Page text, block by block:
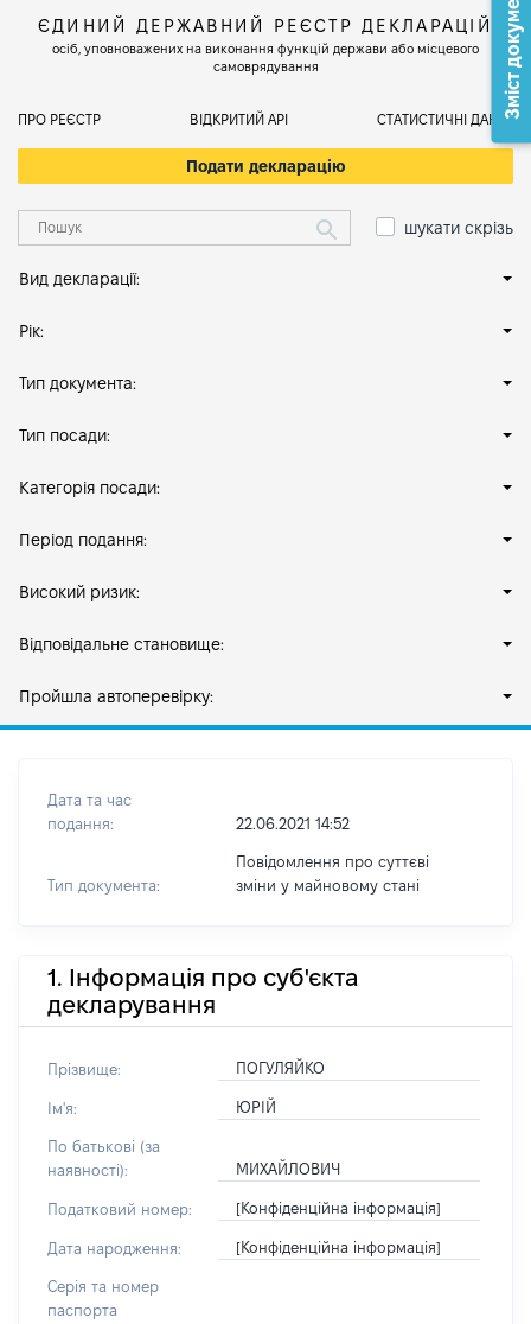
ЄДИНИЙ ДЕРЖАВНИЙ РЕЄСТР ДЕКЛАРАЦІЙ
осіб, уповноважених на виконання функцій держави або місцевого
самоврядування
ПРО РЕЄСТР ВІДКРИТИЙ АРІ СТАТИСТИЧНІ ДАНІ
Подати декларацію
шукати скрізь
Вид декларації:
Рік:
Тип документа:
Тип посади:
Категорія посади:
Період подання:
Високий ризик:
Відповідальне становище:
Пройшла автоперевірку:
Дата та час
подання:
22.06.2021 14:52
Тип документа:
Повідомлення про суттєві
зміни y майновому стані
1. Інформація про суб'єкта
декларування
Прізвище: ПОГУЛЯЙКО
Ім'я: ЮРІЙ
По батькові (за
наявності):
МИХАЙЛОВИЧ
Податковий номер: [Конфіденційна інформація]
Дата народження: [Конфіденційна інформація]
Серія та номер
паспорта
Зміст документа